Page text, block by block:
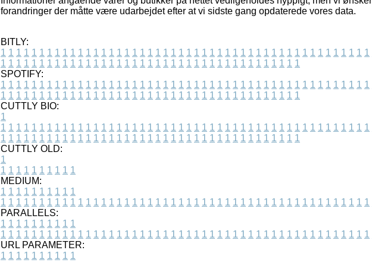
forandringer der måtte være udarbejdet efter at vi sidste gang opdaterede vores data.
BITLY:
1 1 1 1 1 1 1 1 1 1 1 1 1 1 1 1 1 1 1 1 1 1 1 1 1 1 1 1 1 1 1 1 1 1 1 1 1 1 1 1 1 1 1 1 1 1 1 1
1 1 1 1 1 1 1 1 1 1 1 1 1 1 1 1 1 1 1 1 1 1 1 1 1 1 1 1 1 1 1 1 1 1 1 1 1 1 1
SPOTIFY:
1 1 1 1 1 1 1 1 1 1 1 1 1 1 1 1 1 1 1 1 1 1 1 1 1 1 1 1 1 1 1 1 1 1 1 1 1 1 1 1 1 1 1 1 1 1 1 1
1 1 1 1 1 1 1 1 1 1 1 1 1 1 1 1 1 1 1 1 1 1 1 1 1 1 1 1 1 1 1 1 1 1 1 1 1 1 1
CUTTLY BIO:
1
1 1 1 1 1 1 1 1 1 1 1 1 1 1 1 1 1 1 1 1 1 1 1 1 1 1 1 1 1 1 1 1 1 1 1 1 1 1 1 1 1 1 1 1 1 1 1 1
1 1 1 1 1 1 1 1 1 1 1 1 1 1 1 1 1 1 1 1 1 1 1 1 1 1 1 1 1 1 1 1 1 1 1 1 1 1 1
CUTTLY OLD:
1
1 1 1 1 1 1 1 1 1 1
MEDIUM:
1 1 1 1 1 1 1 1 1 1
1 1 1 1 1 1 1 1 1 1 1 1 1 1 1 1 1 1 1 1 1 1 1 1 1 1 1 1 1 1 1 1 1 1 1 1 1 1 1 1 1 1 1 1 1 1 1 1
PARALLELS:
1 1 1 1 1 1 1 1 1 1
1 1 1 1 1 1 1 1 1 1 1 1 1 1 1 1 1 1 1 1 1 1 1 1 1 1 1 1 1 1 1 1 1 1 1 1 1 1 1 1 1 1 1 1 1 1 1 1
URL PARAMETER:
1 1 1 1 1 1 1 1 1 1